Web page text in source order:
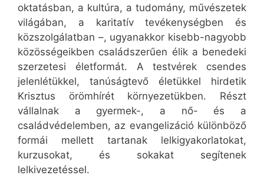
oktatásban, a kultúra, a tudomány, művészetek
világában, a karitatív tevékenységben és
közszolgálatban –, ugyanakkor kisebb-nagyobb
közösségeikben családszerűen élik a benedeki
szerzetesi életformát. A testvérek csendes
jelenlétükkel, tanúságtevő életükkel hirdetik
Krisztus örömhírét környezetükben. Részt
vállalnak a gyermek-, a nő- és a
családvédelemben, az evangelizáció különböző
formái mellett tartanak lelkigyakorlatokat,
kurzusokat, és sokakat segítenek
lelkivezetéssel.